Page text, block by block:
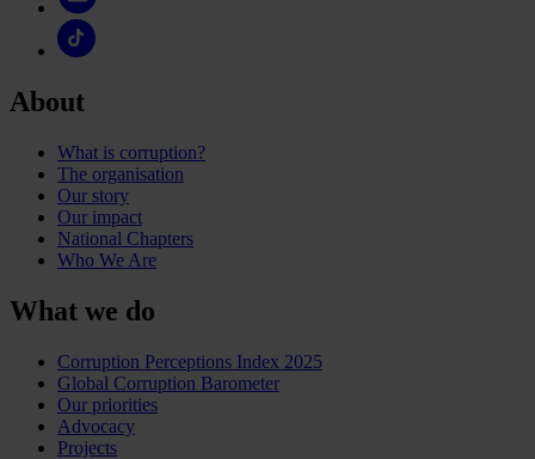
About
What is corruption?
The organisation
Our story
Our impact
National Chapters
Who We Are
What we do
Corruption Perceptions Index 2025
Global Corruption Barometer
Our priorities
Advocacy
Projects